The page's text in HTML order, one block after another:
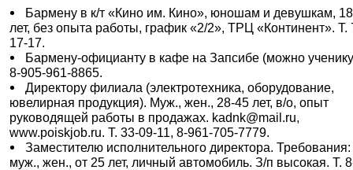
Бармену в к/т «Кино им. Кино», юношам и девушкам,
лет, без опыта работы, график «2/2», ТРЦ «Континент». Т.
17-17.
Бармену-официанту в кафе на Запсибе (можно
8-905-961-8865.
Директору филиала (электротехника, оборудование,
ювелирная продукция). Муж., жен., 28-45 лет, в/о, опыт
руководящей работы в продажах. kadnk@mail.ru,
www.poiskjob.ru. Т. 33-09-11, 8-961-705-7779.
Заместителю исполнительного директора. Требования:
муж., жен., от 25 лет, личный автомобиль. З/п высокая. Т.